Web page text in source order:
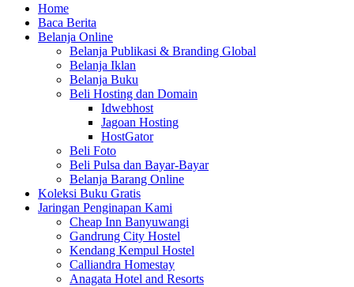
Home
Baca Berita
Belanja Online
Belanja Publikasi & Branding Global
Belanja Iklan
Belanja Buku
Beli Hosting dan Domain
Idwebhost
Jagoan Hosting
HostGator
Beli Foto
Beli Pulsa dan Bayar-Bayar
Belanja Barang Online
Koleksi Buku Gratis
Jaringan Penginapan Kami
Cheap Inn Banyuwangi
Gandrung City Hostel
Kendang Kempul Hostel
Calliandra Homestay
Anagata Hotel and Resorts